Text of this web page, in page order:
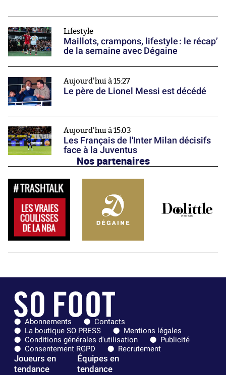
Lifestyle
Maillots, crampons, lifestyle : le récap’
de la semaine avec Dégaine
Aujourd'hui à 15:27
Le père de Lionel Messi est décédé
Aujourd'hui à 15:03
Les Français de l'Inter Milan décisifs
face à la Juventus
Nos partenaires
Abonnements
Contacts
La boutique SO PRESS
Mentions légales
Conditions générales d'utilisation
Publicité
Consentement RGPD
Recrutement
Joueurs en
tendance
Équipes en
tendance